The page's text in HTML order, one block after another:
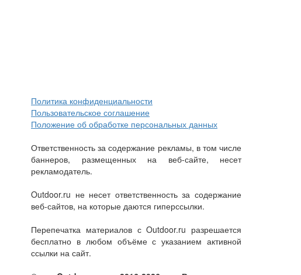
Политика конфиденциальности
Пользовательское соглашение
Положение об обработке персональных данных
Ответственность за содержание рекламы, в том числе
баннеров, размещенных на веб-сайте, несет
рекламодатель.
Outdoor.ru не несет ответственность за содержание
веб-сайтов, на которые даются гиперссылки.
Перепечатка материалов с Outdoor.ru разрешается
бесплатно в любом объёме с указанием активной
ссылки на сайт.